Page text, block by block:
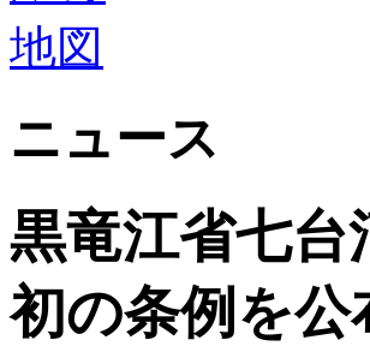
ニュース
黒竜江省七台
初の条例を